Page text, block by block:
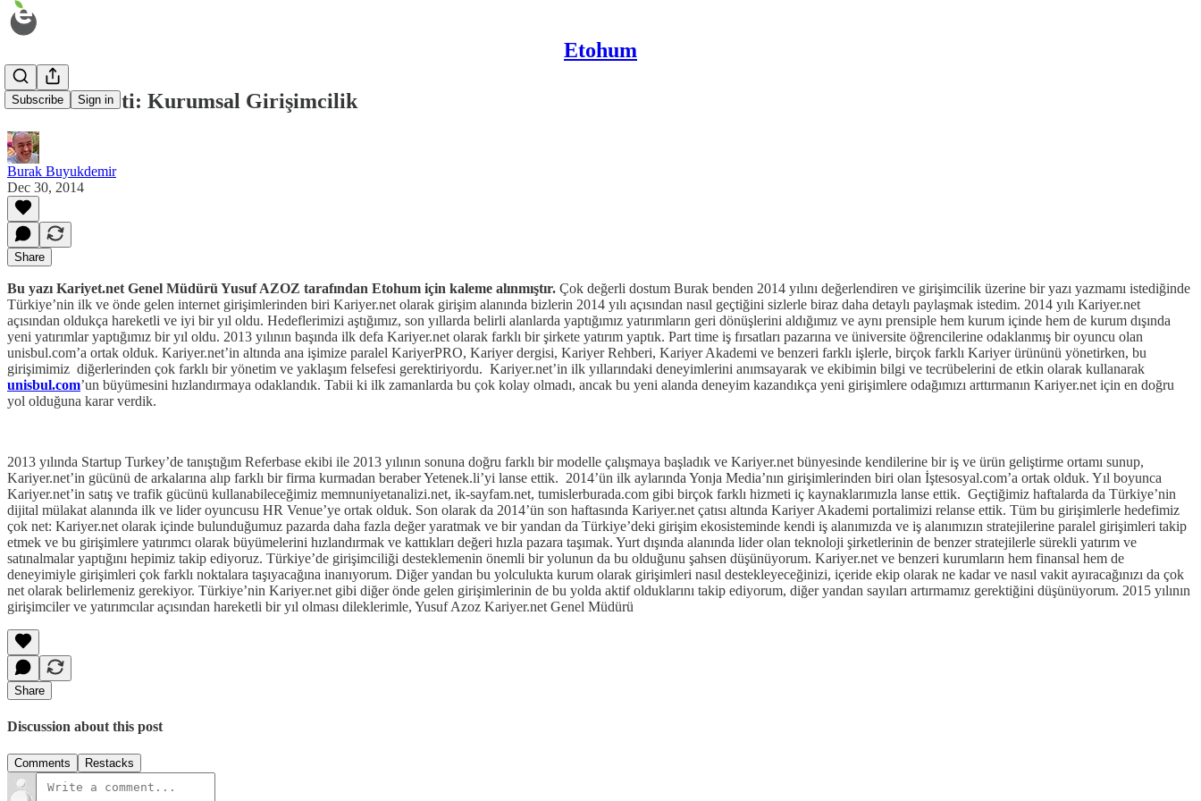
Etohum
Subscribe Sign in
2014'ün Özeti: Kurumsal Girişimcilik
Burak Buyukdemir
Dec 30, 2014
Share
Bu yazı Kariyet.net Genel Müdürü Yusuf AZOZ tarafından Etohum için kaleme alınmıştır. Çok değerli dostum Burak benden 2014 yılını değerlendiren ve girişimcilik üzerine bir yazı yazmamı istediğinde
Türkiye’nin ilk ve önde gelen internet girişimlerinden biri Kariyer.net olarak girişim alanında bizlerin 2014 yılı açısından nasıl geçtiğini sizlerle biraz daha detaylı paylaşmak istedim. 2014 yılı Kariyer.net
açısından oldukça hareketli ve iyi bir yıl oldu. Hedeflerimizi aştığımız, son yıllarda belirli alanlarda yaptığımız yatırımların geri dönüşlerini aldığımız ve aynı prensiple hem kurum içinde hem de kurum dışında
yeni yatırımlar yaptığımız bir yıl oldu. 2013 yılının başında ilk defa Kariyer.net olarak farklı bir şirkete yatırım yaptık. Part time iş fırsatları pazarına ve üniversite öğrencilerine odaklanmış bir oyuncu olan
unisbul.com’a ortak olduk. Kariyer.net’in altında ana işimize paralel KariyerPRO, Kariyer dergisi, Kariyer Rehberi, Kariyer Akademi ve benzeri farklı işlerle, birçok farklı Kariyer ürününü yönetirken, bu
girişimimiz diğerlerinden çok farklı bir yönetim ve yaklaşım felsefesi gerektiriyordu. Kariyer.net’in ilk yıllarındaki deneyimlerini anımsayarak ve ekibimin bilgi ve tecrübelerini de etkin olarak kullanarak
unisbul.com’un büyümesini hızlandırmaya odaklandık. Tabii ki ilk zamanlarda bu çok kolay olmadı, ancak bu yeni alanda deneyim kazandıkça yeni girişimlere odağımızı arttırmanın Kariyer.net için en doğru
yol olduğuna karar verdik.
2013 yılında Startup Turkey’de tanıştığım Referbase ekibi ile 2013 yılının sonuna doğru farklı bir modelle çalışmaya başladık ve Kariyer.net bünyesinde kendilerine bir iş ve ürün geliştirme ortamı sunup,
Kariyer.net’in gücünü de arkalarına alıp farklı bir firma kurmadan beraber Yetenek.li’yi lanse ettik. 2014’ün ilk aylarında Yonja Media’nın girişimlerinden biri olan İştesosyal.com’a ortak olduk. Yıl boyunca
Kariyer.net’in satış ve trafik gücünü kullanabileceğimiz memnuniyetanalizi.net, ik-sayfam.net, tumislerburada.com gibi birçok farklı hizmeti iç kaynaklarımızla lanse ettik. Geçtiğimiz haftalarda da Türkiye’nin
dijital mülakat alanında ilk ve lider oyuncusu HR Venue’ye ortak olduk. Son olarak da 2014’ün son haftasında Kariyer.net çatısı altında Kariyer Akademi portalimizi relanse ettik. Tüm bu girişimlerle hedefimiz
çok net: Kariyer.net olarak içinde bulunduğumuz pazarda daha fazla değer yaratmak ve bir yandan da Türkiye’deki girişim ekosisteminde kendi iş alanımızda ve iş alanımızın stratejilerine paralel girişimleri takip
etmek ve bu girişimlere yatırımcı olarak büyümelerini hızlandırmak ve kattıkları değeri hızla pazara taşımak. Yurt dışında alanında lider olan teknoloji şirketlerinin de benzer stratejilerle sürekli yatırım ve
satınalmalar yaptığını hepimiz takip ediyoruz. Türkiye’de girişimciliği desteklemenin önemli bir yolunun da bu olduğunu şahsen düşünüyorum. Kariyer.net ve benzeri kurumların hem finansal hem de
deneyimiyle girişimleri çok farklı noktalara taşıyacağına inanıyorum. Diğer yandan bu yolculukta kurum olarak girişimleri nasıl destekleyeceğinizi, içeride ekip olarak ne kadar ve nasıl vakit ayıracağınızı da çok
net olarak belirlemeniz gerekiyor. Türkiye’nin Kariyer.net gibi diğer önde gelen girişimlerinin de bu yolda aktif olduklarını takip ediyorum, diğer yandan sayıları artırmamız gerektiğini düşünüyorum. 2015 yılının
girişimciler ve yatırımcılar açısından hareketli bir yıl olması dileklerimle, Yusuf Azoz Kariyer.net Genel Müdürü
Share
Discussion about this post
Comments Restacks